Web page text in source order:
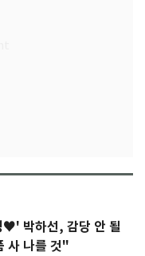
박하선, 감당 안 될
사 나를 것"